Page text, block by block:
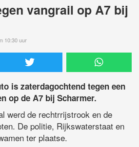
vangrail op A7 bij
10:30 uur
is zaterdagochtend tegen een
op de A7 bij Scharmer.
werd de rechtrrijstrook en de
De politie, Rijkswaterstaat en
ter plaatse.